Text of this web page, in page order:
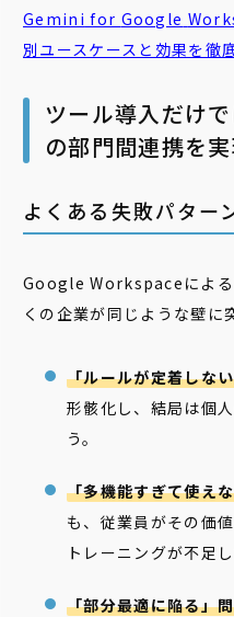
Gemini for Google
別ユースケースと効果を徹
ツール導入だけ
の部門間連携を
よくある失敗パター
Google Workspaceによる
くの企業が同じような壁に
「ルールが定着しな
形骸化し、結局は個
う。
「多機能すぎて使え
も、従業員がその価
トレーニングが不足し
「部分最適に陥る」